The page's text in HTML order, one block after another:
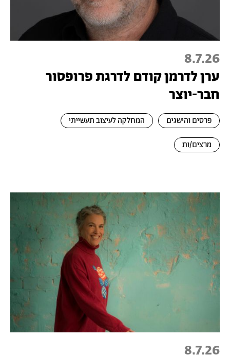
8.7.26
ערן לדרמן קודם לדרגת פרופסור
חבר-יוצר
פרסים והישגים המחלקה לעיצוב תעשייתי
מרצים/ות
8.7.26